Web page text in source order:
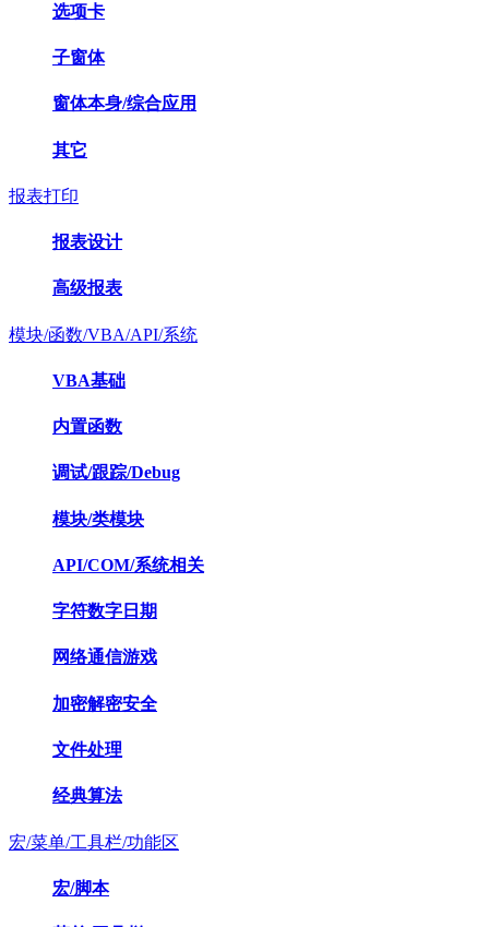
选项卡
子窗体
窗体本身/综合应用
其它
报表打印
报表设计
高级报表
模块/函数/VBA/API/系统
VBA基础
内置函数
调试/跟踪/Debug
模块/类模块
API/COM/系统相关
字符数字日期
网络通信游戏
加密解密安全
文件处理
经典算法
宏/菜单/工具栏/功能区
宏/脚本